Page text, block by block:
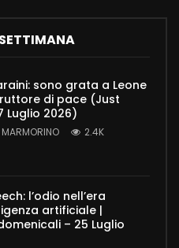
sono grata a Leone
di pace (Just
Luglio 2026)
2.4K
l’odio nell’era
artificiale |
– 25 Luglio